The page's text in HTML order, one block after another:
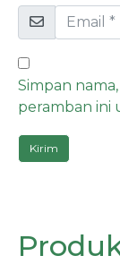
Simpan
peramban ini